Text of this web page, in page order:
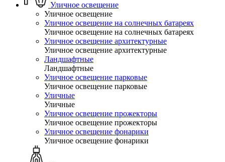
Уличное освещение
Уличное освещение
Уличное освещение на солнечных батареях
Уличное освещение на солнечных батареях
Уличное освещение архитектурные
Уличное освещение архитектурные
Ландшафтные
Ландшафтные
Уличное освещение парковые
Уличное освещение парковые
Уличные
Уличные
Уличное освещение прожекторы
Уличное освещение прожекторы
Уличное освещение фонарики
Уличное освещение фонарики